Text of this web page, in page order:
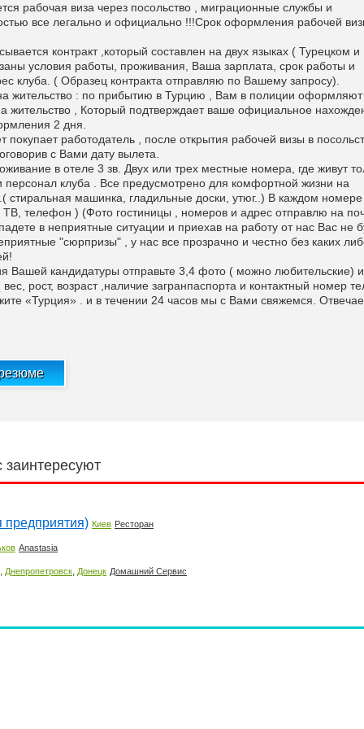
рабочая виза через посольство , миграционные службы и
все легально и официально !!!Срок оформления рабочей
контракт ,который составлен на двух языках ( Турецком и
условия работы, проживания, Ваша зарплата, срок работы и
клуба. ( Образец контракта отправляю по Вашему запросу).
жительство : по прибытию в Турцию , Вам в полиции оформляют
жительство , Который подтверждает ваше официальное
2 дня.
покупает работодатель , после открытия рабочей визы в
с Вами дату вылета.
в отеле 3 зв. Двух или трех местные номера, где живут
персонал клуба . Все предусмотрено для комфортной жизни на
стиральная машинка, гладильные доски, утюг..) В каждом номере
ТВ, телефон ) (Фото гостиницы , номеров и адрес отправлю на
в неприятные ситуации и приехав на работу от нас Вас не
"сюрпризы" , у нас все прозрачно и честно без каких
Вашей кандидатуры отправьте 3,4 фото ( можно любительские) и
рост, возраст ,наличие загранпаспорта и контактный номер
«Турция» . и в течении 24 часов мы с Вами свяжемся.
предприятия) Киев Ресторан
Anastasia
, Днепропетровск, Донецк Домашний Сервис